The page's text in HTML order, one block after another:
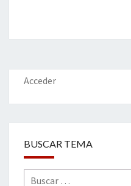
o
o
k
er dI
n
l
Acceder
BUSCAR TEMA
Buscar